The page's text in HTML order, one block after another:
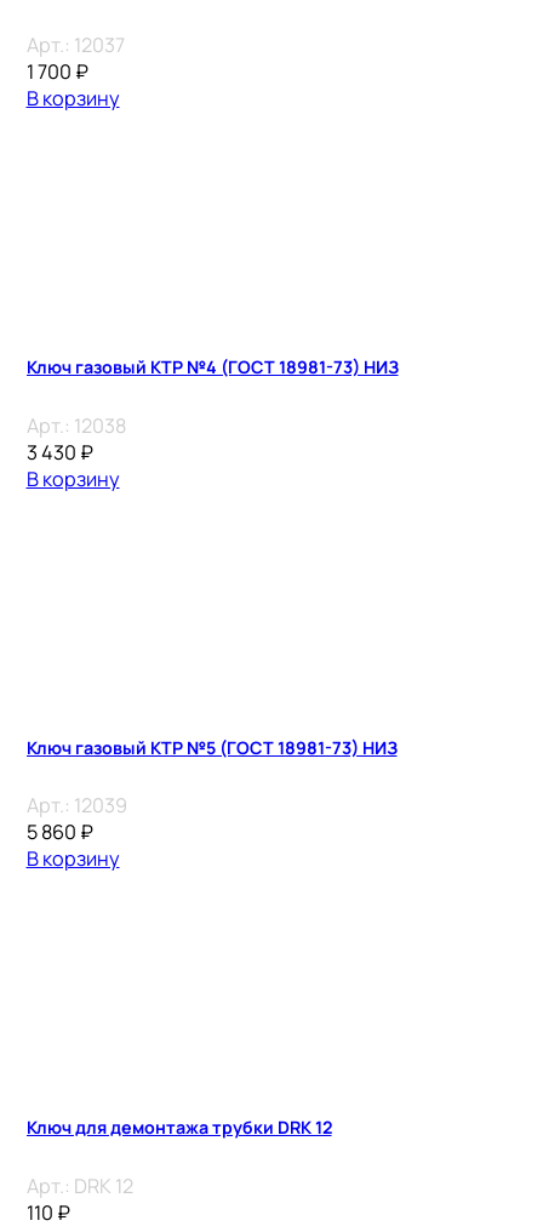
Арт.: 12037
1 700 ₽
В корзину
Ключ газовый КТР №4 (ГОСТ 18981-73) НИЗ
Арт.: 12038
3 430 ₽
В корзину
Ключ газовый КТР №5 (ГОСТ 18981-73) НИЗ
Арт.: 12039
5 860 ₽
В корзину
Ключ для демонтажа трубки DRK 12
Арт.: DRK 12
110 ₽